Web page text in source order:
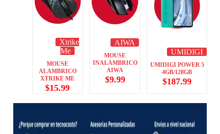
Xtrike
Me
MOUSE
ALAMBRICO
XTRIKE ME
$15.99
AIWA
MOUSE
INALAMBRICO
AIWA
$9.99
UMIDIGI
UMIDIGI POWER 5
4GB/128GB
$187.99